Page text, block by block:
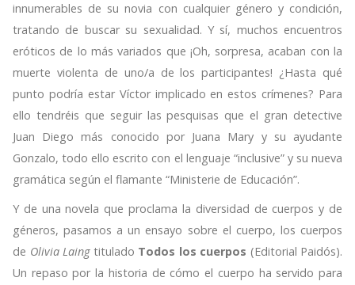
innumerables de su novia con cualquier género y condición,
tratando de buscar su sexualidad. Y sí, muchos encuentros
eróticos de lo más variados que ¡Oh, sorpresa, acaban con la
muerte violenta de uno/a de los participantes! ¿Hasta qué
punto podría estar Víctor implicado en estos crímenes? Para
ello tendréis que seguir las pesquisas que el gran detective
Juan Diego más conocido por Juana Mary y su ayudante
Gonzalo, todo ello escrito con el lenguaje “inclusive” y su nueva
gramática según el flamante “Ministerie de Educación”.
Y de una novela que proclama la diversidad de cuerpos y de
géneros, pasamos a un ensayo sobre el cuerpo, los cuerpos
de Olivia Laing titulado Todos los cuerpos (Editorial Paidós).
Un repaso por la historia de cómo el cuerpo ha servido para